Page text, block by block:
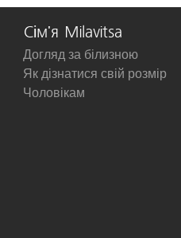
Сім'я Milavitsa
Догляд за білизною
Як дізнатися свій розмір
Чоловікам